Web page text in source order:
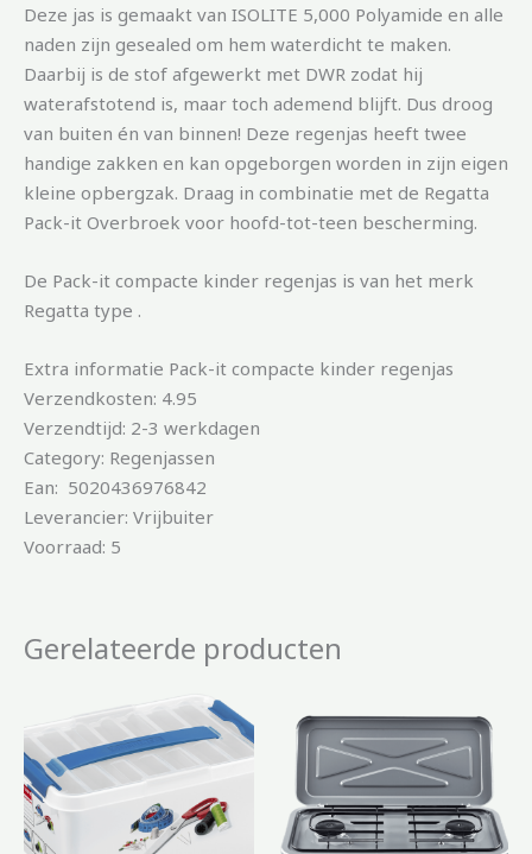
Deze jas is gemaakt van ISOLITE 5,000 Polyamide en alle
naden zijn gesealed om hem waterdicht te maken.
Daarbij is de stof afgewerkt met DWR zodat hij
waterafstotend is, maar toch ademend blijft. Dus droog
van buiten én van binnen! Deze regenjas heeft twee
handige zakken en kan opgeborgen worden in zijn eigen
kleine opbergzak. Draag in combinatie met de Regatta
Pack-it Overbroek voor hoofd-tot-teen bescherming.
De Pack-it compacte kinder regenjas is van het merk
Regatta type .
Extra informatie Pack-it compacte kinder regenjas
Verzendkosten: 4.95
Verzendtijd: 2-3 werkdagen
Category: Regenjassen
Ean: 5020436976842
Leverancier: Vrijbuiter
Voorraad: 5
Gerelateerde producten